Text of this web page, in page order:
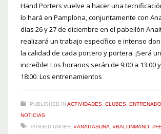
Hand Porters vuelve a hacer una
lo hará en Pamplona, conjuntamente con
días 26 y 27 de diciembre en el pabellón
realizará un trabajo específico e intenso
la calidad de cada portero y portera. ¡Será
increíble! Los horarios serán de 9:00 a 13:00
18:00. Los entrenamientos
PUBLISHED INACTIVIDADES CLUBES
NOTICIAS
TAGGED UNDER: #ANAITASUNA #BALONMANO